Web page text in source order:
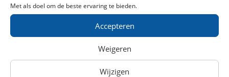
Met als doel om de beste ervaring te bieden.
Accepteren
Weigeren
Wijzigen
Berlijn